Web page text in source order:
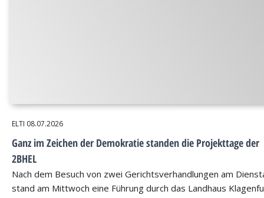
ELTI 08.07.2026
Ganz im Zeichen der Demokratie standen die Projekttage der
2BHEL
Nach dem Besuch von zwei Gerichtsverhandlungen am
stand am Mittwoch eine Führung durch das Landhaus